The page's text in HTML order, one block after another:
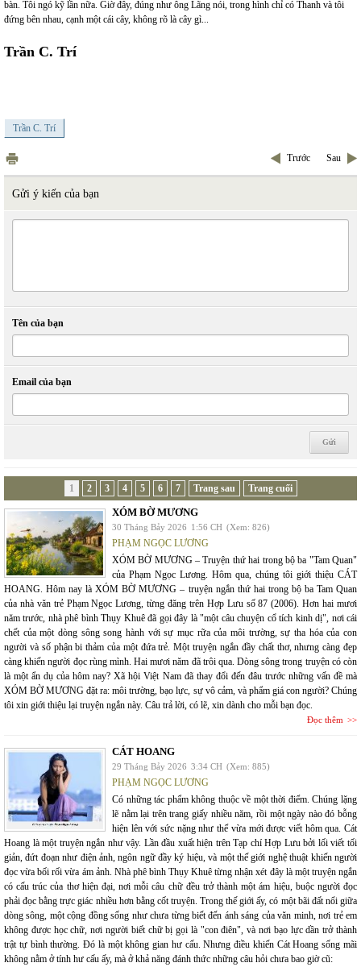
bàn. Tôi ngó kỹ lần nữa. Giờ đây, đúng như ông Lãng nói, trong hình chỉ có Thanh và tôi
đứng bên nhau, cạnh một cái cây, không rõ là cây gì...
Trần C. Trí
Trần C. Trí
Trước Sau
Gửi ý kiến của bạn
Tên của bạn
Email của bạn
1 2 3 4 5 6 7 Trang sau Trang cuối
XÓM BỜ MƯƠNG
30 Tháng Bảy 2026 1:56 CH (Xem: 826)
PHẠM NGỌC LƯƠNG
XÓM BỜ MƯƠNG – Truyện thứ hai trong bộ ba "Tam Quan"
của Phạm Ngọc Lương. Hôm qua, chúng tôi giới thiệu CÁT
HOANG. Hôm nay là XÓM BỜ MƯƠNG – truyện ngắn thứ hai trong bộ ba Tam Quan
của nhà văn trẻ Phạm Ngọc Lương, từng đăng trên Hợp Lưu số 87 (2006). Hơn hai mươi
năm trước, nhà phê bình Thụy Khuê đã gọi đây là "một câu chuyện cổ tích kinh dị", nơi cái
chết của một dòng sông song hành với sự mục rữa của môi trường, sự tha hóa của con
người và số phận bi thảm của một đứa trẻ. Một truyện ngắn đầy chất thơ, nhưng càng đẹp
càng khiến người đọc rùng mình. Hai mươi năm đã trôi qua. Dòng sông trong truyện có còn
là một ẩn dụ của hôm nay? Xã hội Việt Nam đã thay đổi đến đâu trước những vấn đề mà
XÓM BỜ MƯƠNG đặt ra: môi trường, bạo lực, sự vô cảm, và phẩm giá con người? Chúng
tôi xin giới thiệu lại truyện ngắn này. Câu trả lời, có lẽ, xin dành cho mỗi bạn đọc.
Đọc thêm
CÁT HOANG
29 Tháng Bảy 2026 3:34 CH (Xem: 885)
PHẠM NGỌC LƯƠNG
Có những tác phẩm không thuộc về một thời điểm. Chúng lặng
lẽ nằm lại trên trang giấy nhiều năm, rồi một ngày nào đó bỗng
hiện lên với sức nặng như thể vừa mới được viết hôm qua. Cát
Hoang là một truyện ngắn như vậy. Lần đầu xuất hiện trên Tạp chí Hợp Lưu bởi lối viết tối
giản, đứt đoạn như điện ảnh, ngôn ngữ đầy ký hiệu, và một thế giới nghệ thuật khiến người
đọc vừa bối rối vừa ám ảnh. Nhà phê bình Thụy Khuê từng nhận xét đây là một truyện ngắn
có cấu trúc của thơ hiện đại, nơi mỗi câu chữ đều trở thành một ám hiệu, buộc người đọc
phải đọc bằng trực giác nhiều hơn bằng cốt truyện. Trong thế giới ấy, có một bãi đất nổi giữa
dòng sông, một cộng đồng sống như chưa từng biết đến ánh sáng của văn minh, nơi trẻ em
không được học chữ, nơi người biết chữ bị gọi là "con điên", và nơi bạo lực dần trở thành
trật tự bình thường. Đó là một không gian hư cấu. Nhưng điều khiến Cát Hoang sống mãi
không nằm ở tính hư cấu ấy, mà ở khả năng đánh thức những câu hỏi chưa bao giờ cũ: